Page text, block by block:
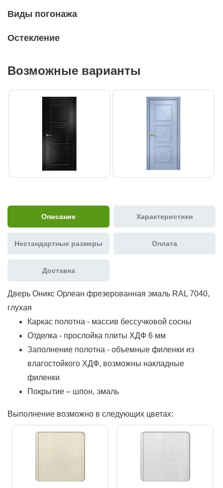
Виды погонажа
Остекление
Возможные варианты
Описание Характеристики
Нестандартные размеры Оплата
Доставка
Дверь Оникс Орлеан фрезерованная эмаль RAL 7040,
глухая
Каркас полотна - массив бессучковой сосны
Отделка - прослойка плиты ХДФ 6 мм
Заполнение полотна - объемные филенки из
влагостойкого ХДФ, возможны накладные
филенки
Покрытие – шпон, эмаль
Выполнение возможно в следующих цветах: